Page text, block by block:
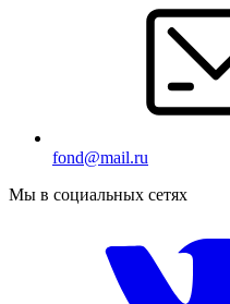
fond@mail.ru
Мы в социальных сетях